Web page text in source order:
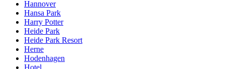
Hannover
Hansa Park
Harry Potter
Heide Park
Heide Park Resort
Herne
Hodenhagen